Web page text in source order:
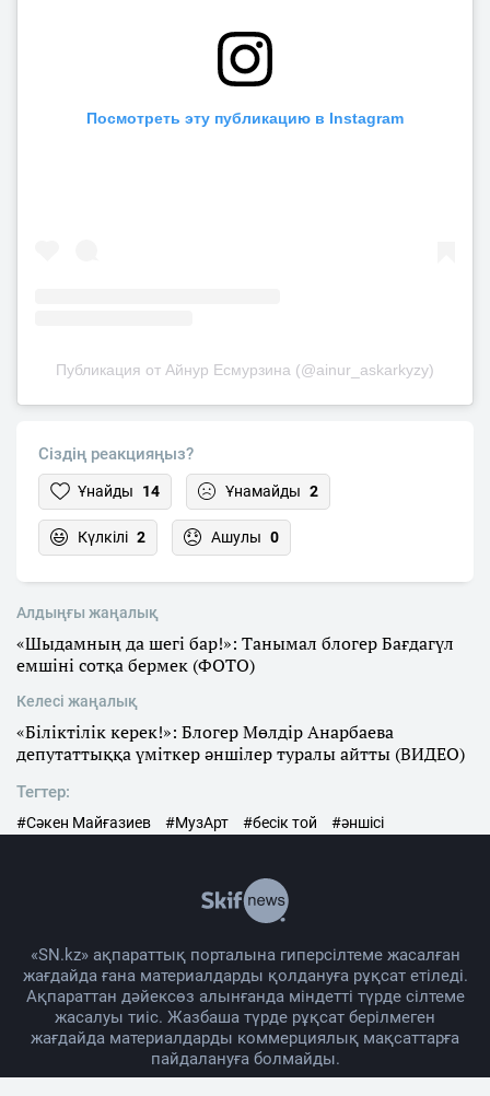
Посмотреть эту публикацию в Instagram
Публикация от Айнур Есмурзина (@ainur_askarkyzy)
Сіздің реакцияңыз?
Ұнайды 14 Ұнамайды 2
Күлкілі 2 Ашулы 0
Алдыңғы жаңалық
«Шыдамның да шегі бар!»: Танымал блогер Бағдагүл
емшіні сотқа бермек (ФОТО)
Келесі жаңалық
«Біліктілік керек!»: Блогер Мөлдір Анарбаева
депутаттыққа үміткер әншілер туралы айтты (ВИДЕО)
Тегтер:
#Сәкен Майғазиев #МузАрт #бесік той #әншісі
«SN.kz» ақпараттық порталына гиперсілтеме жасалған
жағдайда ғана материалдарды қолдануға рұқсат етіледі.
Ақпараттан дәйексөз алынғанда міндетті түрде сілтеме
жасалуы тиіс. Жазбаша түрде рұқсат берілмеген
жағдайда материалдарды коммерциялық мақсаттарға
пайдалануға болмайды.